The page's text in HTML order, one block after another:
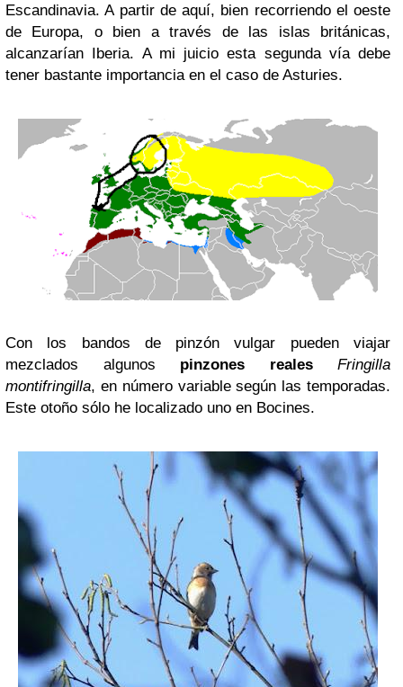
Escandinavia. A partir de aquí, bien recorriendo el oeste
de Europa, o bien a través de las islas británicas,
alcanzarían Iberia. A mi juicio esta segunda vía debe
tener bastante importancia en el caso de Asturies.
Con los bandos de pinzón vulgar pueden viajar
mezclados algunos pinzones reales
Fringilla
montifringilla, en número variable según las temporadas.
Este otoño sólo he localizado uno en Bocines.